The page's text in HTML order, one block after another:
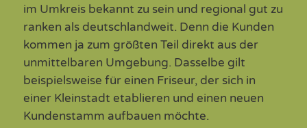
im Umkreis bekannt zu sein und regional gut zu
ranken als deutschlandweit. Denn die Kunden
kommen ja zum größten Teil direkt aus der
unmittelbaren Umgebung. Dasselbe gilt
beispielsweise für einen Friseur, der sich in
einer Kleinstadt etablieren und einen neuen
Kundenstamm aufbauen möchte.